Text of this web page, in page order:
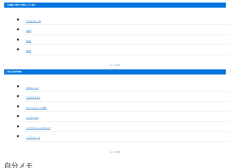
安城駅の物件を間取りから探す
ワンルーム・1K
1LDK
2LDK
3LDK
もっと見る
周辺の物件情報
ＧＲＡＣＩＡ
ＰＲＥＮＤＲＥ
サニーコート・二本木
パレスミサカ
パークサイド・クローバー
ハウスＫⅡ B
もっと見る
自分メモ